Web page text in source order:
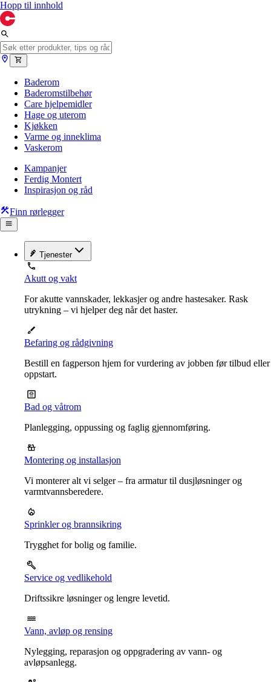
Hopp til innhold
Baderom
Baderomstilbehør
Care hjelpemidler
Hage og uterom
Kjøkken
Varme og inneklima
Vaskerom
Kampanjer
Ferdig Montert
Inspirasjon og råd
Finn rørlegger
Tjenester
Akutt og vakt
For akutte vannskader, lekkasjer og andre hastesaker. Rask
utrykning – vi hjelper deg når det haster.
Befaring og rådgivning
Bestill en fagperson hjem for vurdering av jobben før tilbud eller
oppstart.
Bad og våtrom
Planlegging, oppussing og faglig gjennomføring.
Montering og installasjon
Vi monterer alt vi selger – fra armatur til dusjløsninger og
varmtvannsberedere.
Sprinkler og brannsikring
Trygghet for bolig og familie.
Service og vedlikehold
Driftssikre løsninger og lengre levetid.
Vann, avløp og rensing
Nylegging, reparasjon og oppgradering av vann- og
avløpsanlegg.